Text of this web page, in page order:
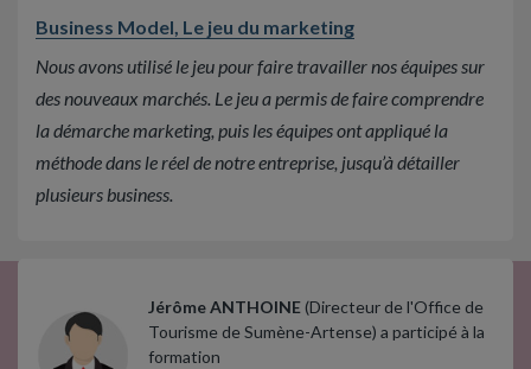
Business Model, Le jeu du marketing
Nous avons utilisé le jeu pour faire travailler nos équipes sur
des nouveaux marchés. Le jeu a permis de faire comprendre
la démarche marketing, puis les équipes ont appliqué la
méthode dans le réel de notre entreprise, jusqu’à détailler
plusieurs business.
Jérôme ANTHOINE (Directeur de l'Office de
Tourisme de Sumène-Artense) a participé à la
formation